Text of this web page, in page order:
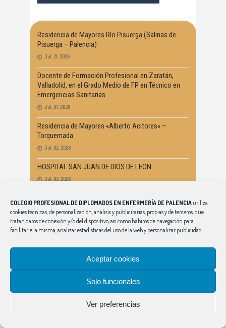
COLEGIO PROFESIONAL DE DIPLOMADOS EN ENFERMERÍA DE PALENCIA utiliza
cookies técnicas, de personalización, análisis y publicitarias, propias y de terceros, que
tratan datos de conexión y/o del dispositivo, así como hábitos de navegación para
facilitarle la misma, analizar estadísticas del uso de la web y personalizar publicidad.
Aceptar cookies
Solo funcionales
Ver preferencias
Residencia de Mayores Río Pisuerga (Salinas de
Pisuerga – Palencia)
Jul, 21, 2026
Docente de Formación Profesional en Zaratán,
Valladolid, en el Grado Medio de FP en Técnico en
Emergencias Sanitarias
Jul, 07, 2026
Residencia de Mayores «Alberto Acitores» –
Torquemada
Jul, 02, 2026
HOSPITAL SAN JUAN DE DIOS DE LEON
Jul, 02, 2026
Jul, 02, 2026
ASOCIACION VALLISOLETANA Y PALENTINA DE
Hospital comarcal de Laredo